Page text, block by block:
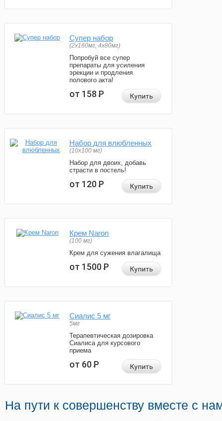
Супер набор
(2х160мг, 4х80мг)
Попробуй все супер
препараты для усиления
эрекции и продления
полового акта!
от 158Р Купить
Набор для влюбленных
(10х100 мг)
Набор для двоих, добавь
страсти в постель!
от 120Р Купить
Крем Naron
(100 мг)
Крем для сужения влагалища
от 1500Р Купить
Сиалис 5 мг
5мг
Терапевтическая дозировка
Сиалиса для курсового
приема
от 60Р Купить
На пути к совершенству вместе с